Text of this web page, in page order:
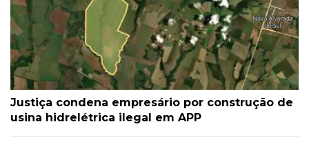
Justiça condena empresário por construção de
usina hidrelétrica ilegal em APP